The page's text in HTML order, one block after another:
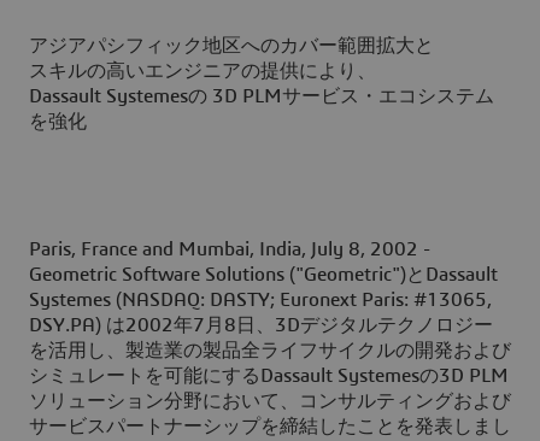
アジアパシフィック地区へのカバー範囲拡大と
スキルの高いエンジニアの提供により、
Dassault Systemesの 3D PLMサービス・エコシステム
を強化
Paris, France and Mumbai, India, July 8, 2002 -
Geometric Software Solutions ("Geometric")とDassault
Systemes (NASDAQ: DASTY; Euronext Paris: #13065,
DSY.PA) は2002年7月8日、3Dデジタルテクノロジー
を活用し、製造業の製品全ライフサイクルの開発および
シミュレートを可能にするDassault Systemesの3D PLM
ソリューション分野において、コンサルティングおよび
サービスパートナーシップを締結したことを発表しまし